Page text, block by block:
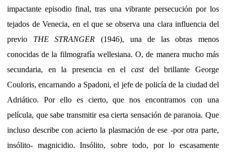
impactante episodio final, tras una vibrante persecución por los
tejados de Venecia, en el que se observa una clara influencia del
previo THE STRANGER (1946), una de las obras menos
conocidas de la filmografía wellesiana. O, de manera mucho más
secundaria, en la presencia en el castdel brillante George
Couloris, encarnando a Spadoni, el jefe de policía de la ciudad del
Adriático. Por ello es cierto, que nos encontramos con una
película, que sabe transmitir esa cierta sensación de paranoia. Que
incluso describe con acierto la plasmación de ese -por otra parte,
insólito- magnicidio. Insólito, sobre todo, por lo escasamente